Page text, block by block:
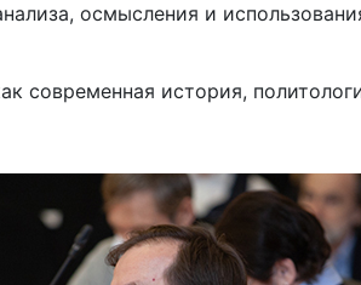
осмысления и
современная история,